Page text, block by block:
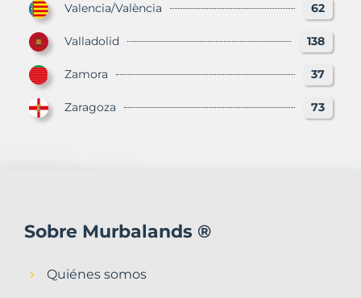
Valencia/València 62
Valladolid 138
Zamora 37
Zaragoza 73
Sobre Murbalands ®
Quiénes somos